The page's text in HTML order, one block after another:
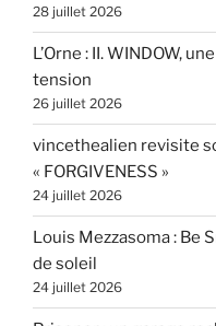
28 juillet 2026
L’Orne : II. WINDOW,
tension
26 juillet 2026
vincethealien revisite
« FORGIVENESS »
24 juillet 2026
Louis Mezzasoma : Be
de soleil
24 juillet 2026